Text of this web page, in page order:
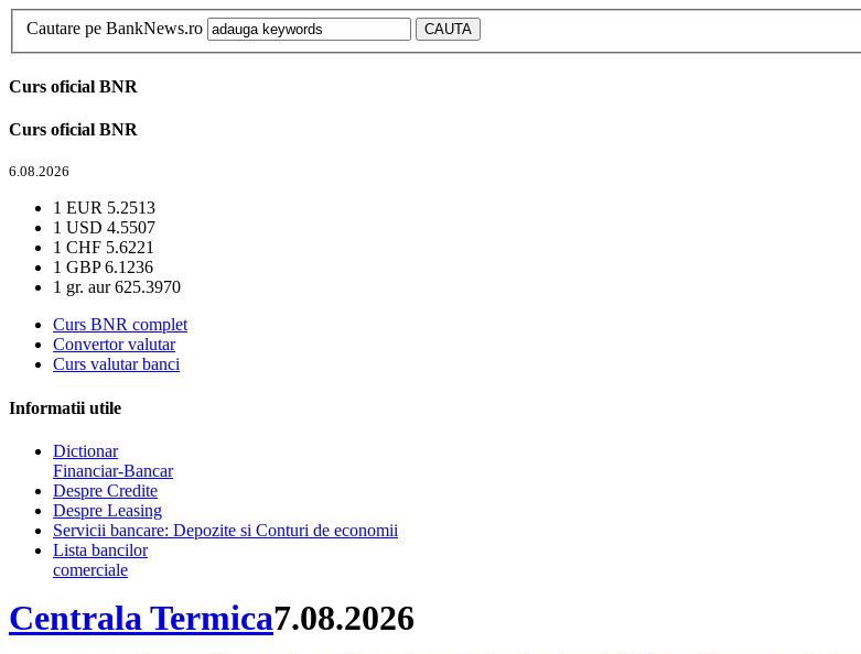
Cautare pe BankNews.ro
Curs oficial BNR
Curs oficial BNR
6.08.2026
1 EUR 5.2513
1 USD 4.5507
1 CHF 5.6221
1 GBP6.1236
1 gr. aur625.3970
Curs BNR complet
Convertor valutar
Curs valutar banci
Informatii utile
Dictionar
Financiar-Bancar
Despre Credite
Despre Leasing
Servicii bancare: Depozite si Conturi de economii
Lista bancilor
comerciale
Centrala Termica7.08.2026